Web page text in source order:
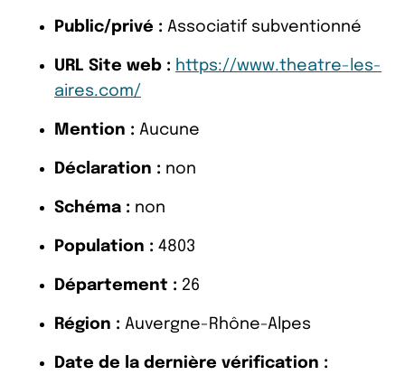
Public/privé : Associatif subventionné
URL Site web : https://www.theatre-les-
aires.com/
Mention : Aucune
Déclaration : non
Schéma : non
Population : 4803
Département : 26
Région : Auvergne-Rhône-Alpes
Date de la dernière vérification :